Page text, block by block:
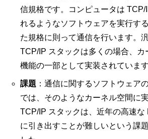
信規格です。コンピュータは
れるようなソフトウェアを実行す
た規格に則って通信を行います。
TCP/IP スタックは多くの場合、カ
機能の一部として実装されています
課題 ：通信に関するソフトウェア
では、そのようなカーネル空間に
TCP/IP スタックは、近年の高速な
に引き出すことが難しいという課